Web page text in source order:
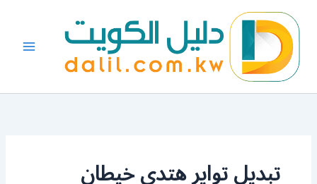
المحتوى
تبديل تواير هتدي خيطان